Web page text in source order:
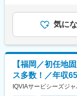
プログラム」
りとサポートし
変更の範囲：
域を変えての
め、ＰＪＴの
■当社で働く魅
（1）最大限希
全国50地域以
アサインが可能
っかり考慮い
グの少なさも
円（12分割）
＜給与補足＞※
づき決定いた
20代650万、
り、選考を通
当を含めた表記
気に
【福岡／初任地
ス多数！／年収
IQVIAサービシーズジ